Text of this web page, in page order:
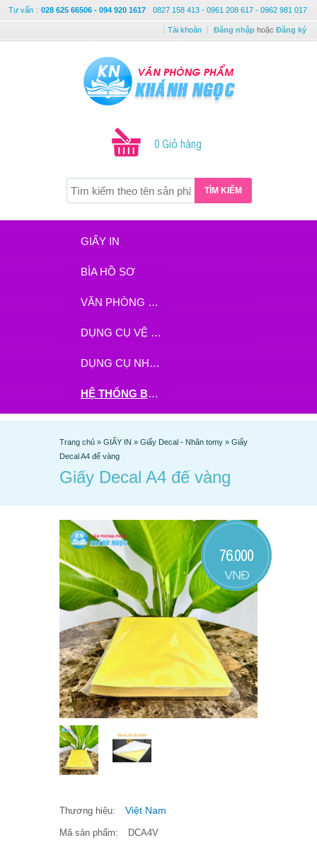
Tư vấn : 028 625 66506 - 094 920 1617 0827 158 413 - 0961 208 617 - 0962 981 017
Tài khoản Đăng nhập hoặc Đăng ký
0 Giỏ hàng
TÌM KIẾM
GIẤY IN
BÌA HỒ SƠ
VĂN PHÒNG PHẨM
DỤNG CỤ VỆ SINH
DỤNG CỤ NHÀ BẾP
HỆ THỐNG BHX - TGDĐ ĐẶT HÀNG TẠI ĐÂY
Trang chủ » GIẤY IN » Giấy Decal - Nhãn tomy » Giấy
Decal A4 đế vàng
Giấy Decal A4 đế vàng
76.000
VNĐ
Thương hiệu: Việt Nam
Mã sản phẩm: DCA4V